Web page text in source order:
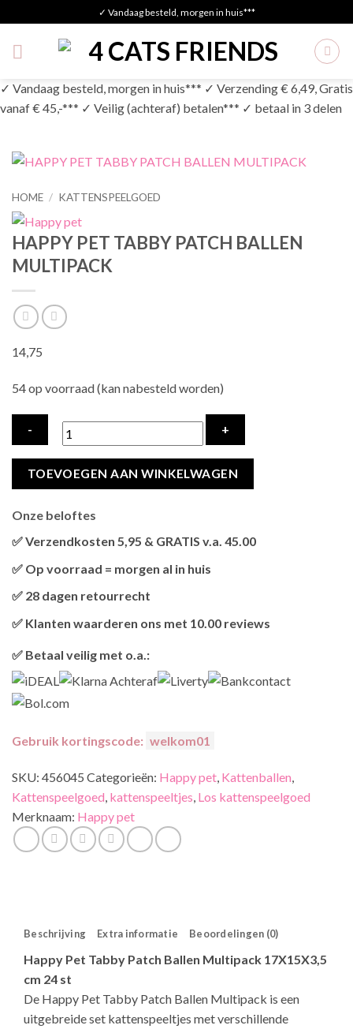
to
content
✓ Vandaag besteld, morgen in huis***
✓ Vandaag besteld, morgen in huis*** ✓ Verzending € 6,49, Gratis
vanaf € 45,-*** ✓ Veilig (achteraf) betalen*** ✓ betaal in 3 delen
HOME / KATTENSPEELGOED
HAPPY PET TABBY PATCH BALLEN
MULTIPACK
14,75
54 op voorraad (kan nabesteld worden)
HAPPY
PATCH
BALLEN
hoeveelheid
TOEVOEGEN AAN WINKELWAGEN
Onze beloftes
✅ Verzendkosten 5,95 & GRATIS v.a. 45.00
bestellingen v.a. 45,00 worden gratis verzonden.
✅ Op voorraad = morgen al in huis
hetvandaag nog verzonden
✅ 28 dagen retourrecht
retourneren.
✅ Klanten waarderen ons met 10.00 reviews
✅ Betaal veilig met o.a.:
Gebruik kortingscode: welkom01
SKU: 456045 Categorieën: Happy pet, Kattenballen,
Kattenspeelgoed, kattenspeeltjes, Los kattenspeelgoed
Merknaam: Happy pet
Beschrijving Extra informatie Beoordelingen (0)
Happy Pet Tabby Patch Ballen Multipack 17X15X3,5
cm 24 st
De Happy Pet Tabby Patch Ballen Multipack is een
uitgebreide set kattenspeeltjes met verschillende